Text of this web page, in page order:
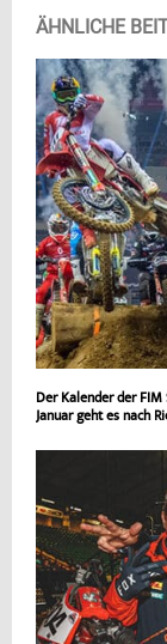
ÄHNLICHE
Der Kalender der
Januar geht es nach